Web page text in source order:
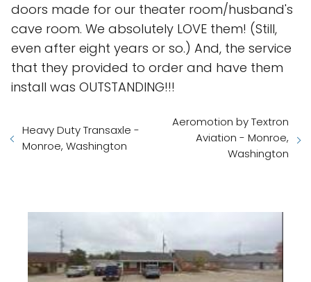
doors made for our theater room/husband's
cave room. We absolutely LOVE them! (Still,
even after eight years or so.) And, the service
that they provided to order and have them
install was OUTSTANDING!!!
Heavy Duty Transaxle -
Monroe, Washington
Aeromotion by Textron
Aviation - Monroe,
Washington